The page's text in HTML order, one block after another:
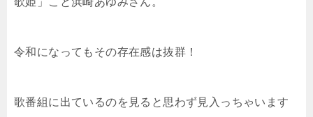
令和になってもその存在感は抜群！
歌番組に出ているのを見ると思わず見入っちゃいます